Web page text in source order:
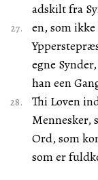
adskilt fra
en, som
egne
han een
Thi Loven
Mennesker,
Ord, som
som er